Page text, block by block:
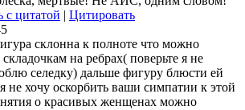
с цитатой | Цитировать
склонна к полноте что можно
на ребрах( поверьте я не
селедку) дальше фигуру блюсти ей
не хочу оскорбить ваши симпатии к этой
о красивых женщенах можно